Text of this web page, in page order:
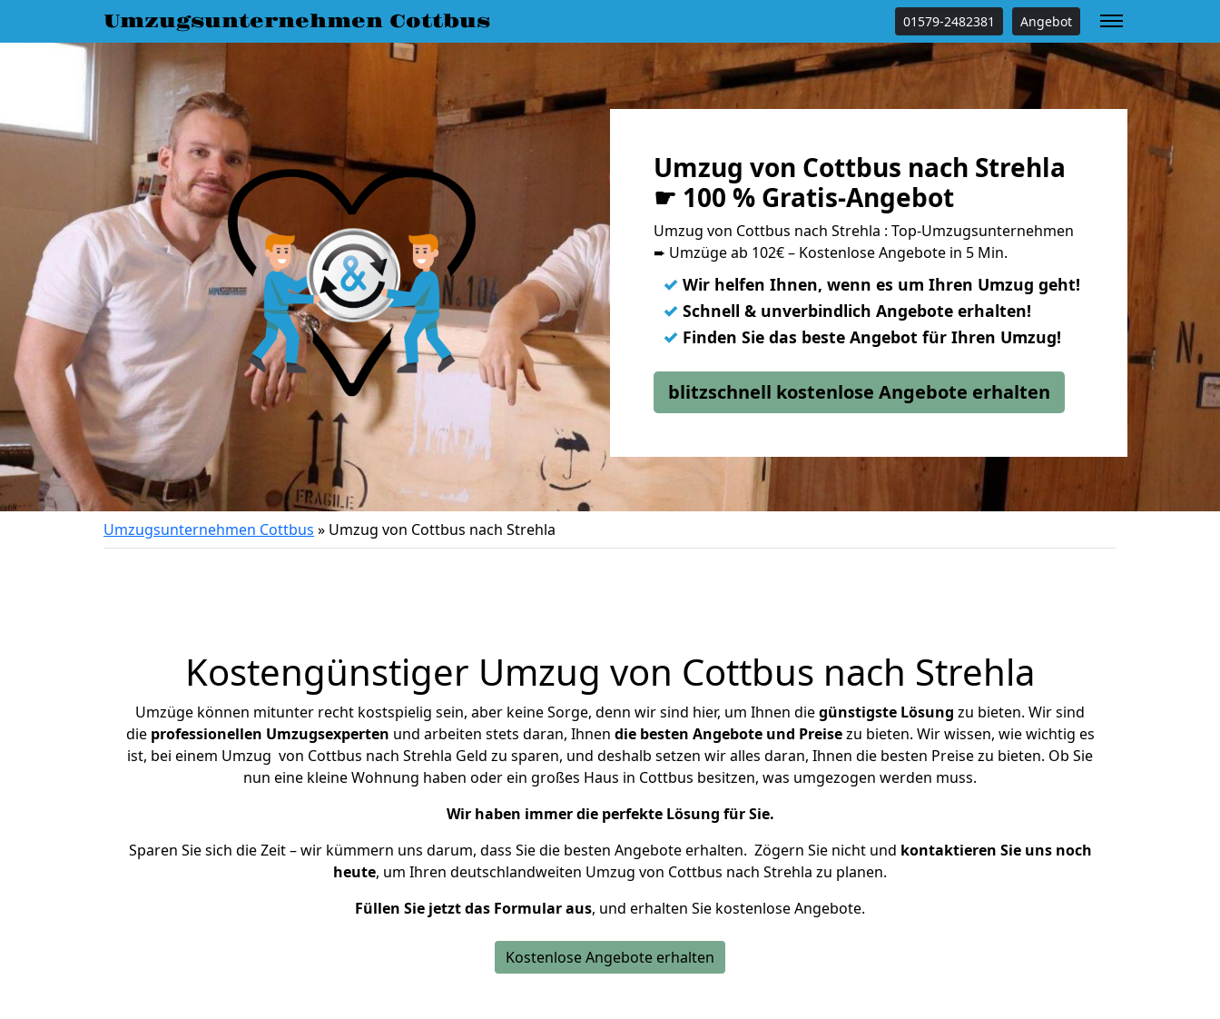
Umzugsunternehmen Cottbus 01579-2482381 Angebot
Umzug von Cottbus nach Strehla
☛ 100 % Gratis-Angebot
Umzug von Cottbus nach Strehla : Top-Umzugsunternehmen
➨ Umzüge ab 102€ – Kostenlose Angebote in 5 Min.
✓ Wir helfen Ihnen, wenn es um Ihren Umzug geht!
✓ Schnell & unverbindlich Angebote erhalten!
✓ Finden Sie das beste Angebot für Ihren Umzug!
blitzschnell kostenlose Angebote erhalten
Umzugsunternehmen Cottbus » Umzug von Cottbus nach Strehla
Kostengünstiger Umzug von Cottbus nach Strehla
Umzüge können mitunter recht kostspielig sein, aber keine Sorge, denn wir sind hier, um Ihnen diegünstigste Lösung zu bieten. Wir sind
die professionellen Umzugsexperten und arbeiten stets daran, Ihnen die besten Angebote und Preisezu bieten. Wir wissen, wie wichtig es
ist, bei einem Umzug von Cottbus nach Strehla Geld zu sparen, und deshalb setzen wir alles daran, Ihnen die besten Preise zu bieten. Ob Sie
nun eine kleine Wohnung haben oder ein großes Haus in Cottbus besitzen, was umgezogen werden muss.
Wir haben immer die perfekte Lösung für Sie.
Sparen Sie sich die Zeit – wir kümmern uns darum, dass Sie die besten Angebote erhalten. Zögern Sie nicht und kontaktieren Sie uns noch
heute, um Ihren deutschlandweiten Umzug von Cottbus nach Strehla zu planen.
Füllen Sie jetzt das Formular aus, und erhalten Sie kostenlose Angebote.
Kostenlose Angebote erhalten